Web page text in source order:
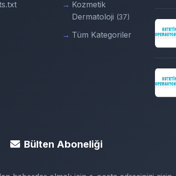
Kozmetik
Dermatoloji (37)
Tüm Kategoriler
Bülten Aboneliği